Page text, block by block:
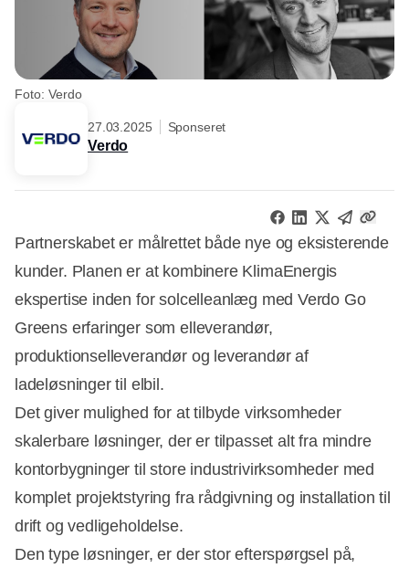
Foto: Verdo
27.03.2025 Sponseret
Verdo
Partnerskabet er målrettet både nye og eksisterende
kunder. Planen er at kombinere KlimaEnergis
ekspertise inden for solcelleanlæg med Verdo Go
Greens erfaringer som elleverandør,
produktionselleverandør og leverandør af
ladeløsninger til elbil.
Det giver mulighed for at tilbyde virksomheder
skalerbare løsninger, der er tilpasset alt fra mindre
kontorbygninger til store industrivirksomheder med
komplet projektstyring fra rådgivning og installation til
drift og vedligeholdelse.
Den type løsninger, er der stor efterspørgsel på,